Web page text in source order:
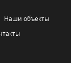
Наши объекты